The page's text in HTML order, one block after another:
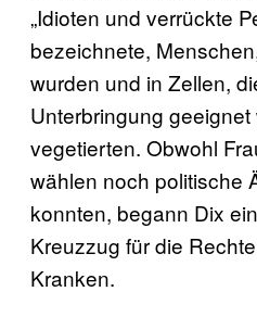
„Idioten und verrückte
bezeichnete,
wurden und in Zellen,
Unterbringung
vegetierten. Obwohl
wählen noch politische
konnten, begann Dix
Kreuzzug für die
Kranken.